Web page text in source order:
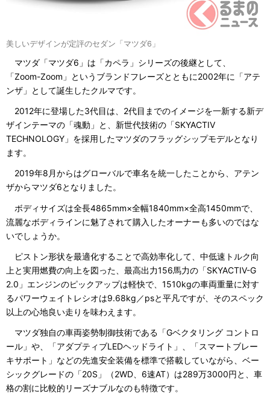
美しいデザインが定評のセダン「マツダ6」
マツダ「マツダ6」は「カペラ」シリーズの後継として、
「Zoom-Zoom」というブランドフレーズとともに2002年に「アテ
ンザ」として誕生したクルマです。
2012年に登場した3代目は、2代目までのイメージを一新する新デ
ザインテーマの「魂動」と、新世代技術の「SKYACTIV
TECHNOLOGY」を採用したマツダのフラッグシップモデルとなり
ます。
2019年8月からはグローバルで車名を統一したことから、アテン
ザからマツダ6となりました。
ボディサイズは全長4865mm×全幅1840mm×全高1450mmで、
流麗なボディラインに魅了されて購入したオーナーも多いのではな
いでしょうか。
ピストン形状を最適化することで高効率化して、中低速トルク向
上と実用燃費の向上を図った、最高出力156馬力の「SKYACTIV-G
2.0」エンジンのピックアップは軽快で、1510kgの車両重量に対す
るパワーウェイトレシオは9.68kg／psと平凡ですが、そのスペック
以上の心地良い走りを味わえます。
マツダ独自の車両姿勢制御技術である「Gベクタリング コントロ
ール」や、「アダプティブLEDヘッドライト」、「スマートブレー
キサポート」などの先進安全装備を標準で搭載していながら、ベー
シックグレードの「20S」（2WD、6速AT）は289万3000円と、車
格の割に比較的リーズナブルなのも特徴です。